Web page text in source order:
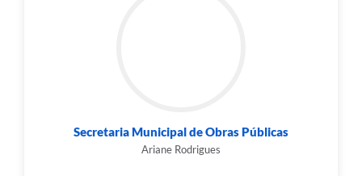
Secretaria Municipal de Obras Públicas
Ariane Rodrigues